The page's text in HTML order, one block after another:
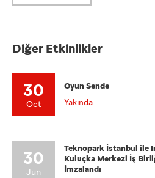
Diğer Etkinlikler
30
Oct
Oyun Sende
Yakında
30
Jun
Teknopark İstanbul ile
Kuluçka Merkezi İş
İmzalandı